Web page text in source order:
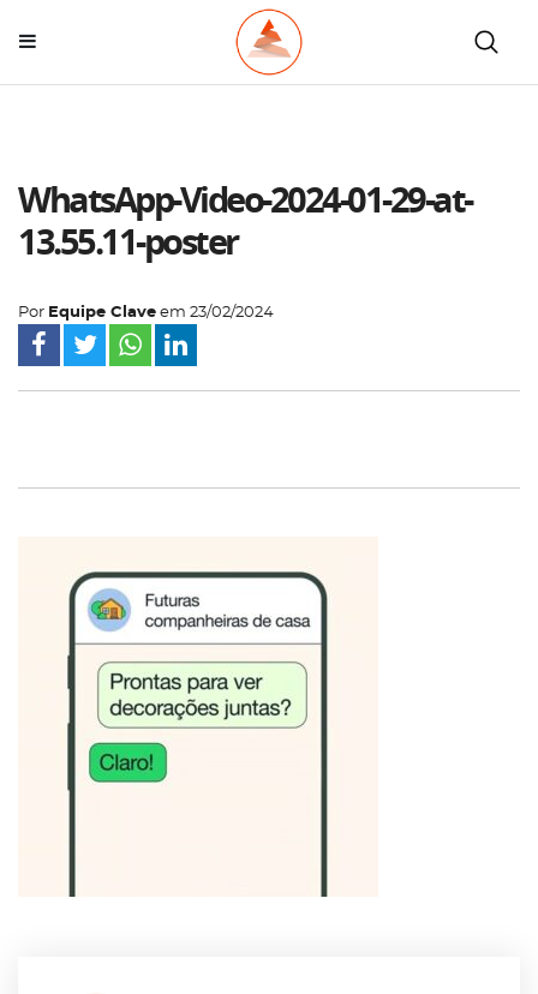
WhatsApp-Video-2024-01-29-at-
13.55.11-poster
Por Equipe Clave em 23/02/2024